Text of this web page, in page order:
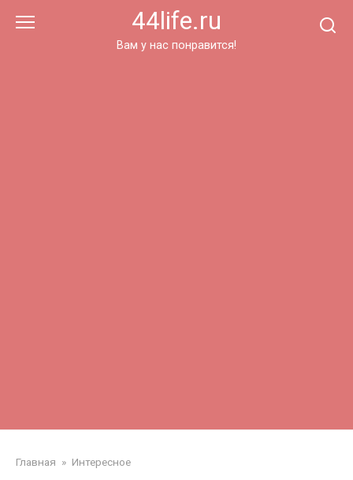
44life.ru
Вам у нас понравится!
Главная » Интересное